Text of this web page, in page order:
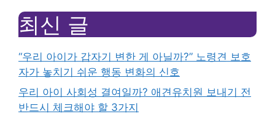
최신 글
“우리 아이가 갑자기 변한 게 아닐까?” 노령견 보호
자가 놓치기 쉬운 행동 변화의 신호
우리 아이 사회성 결여일까? 애견유치원 보내기 전
반드시 체크해야 할 3가지